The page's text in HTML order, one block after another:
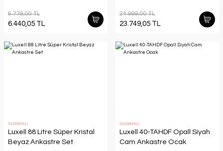
6.779,00 TL
6.440,05 TL
24.999,00 TL
23.749,05 TL
İNDİRİMLİ
Luxell 88 Litre Süper Kristal
Beyaz Ankastre Set
İNDİRİMLİ
Luxell 40-TAHDF Opall Siyah
Cam Ankastre Ocak